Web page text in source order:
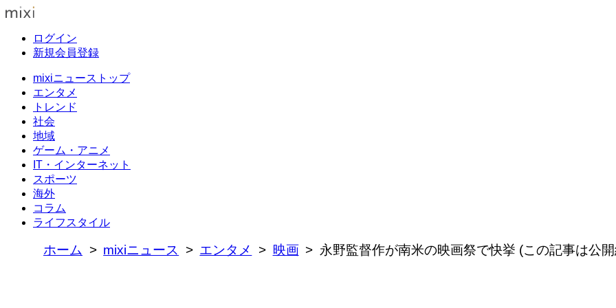
ログイン
新規会員登録
mixiニューストップ
エンタメ
トレンド
社会
地域
ゲーム・アニメ
IT・インターネット
スポーツ
海外
コラム
ライフスタイル
ホーム mixiニュース エンタメ 映画 永野監督作が南米の映画祭で快挙 (この記事は公